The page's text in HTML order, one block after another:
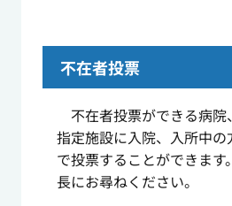
不在者投票
不在者投票ができる病院
指定施設に入院、入所中
で投票することができま
長にお尋ねください。